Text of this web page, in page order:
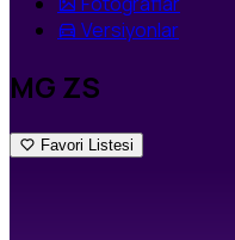
Versiyonlar
MG ZS
Favori Listesi